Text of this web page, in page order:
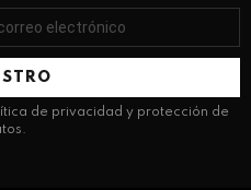
de privacidad y protección de